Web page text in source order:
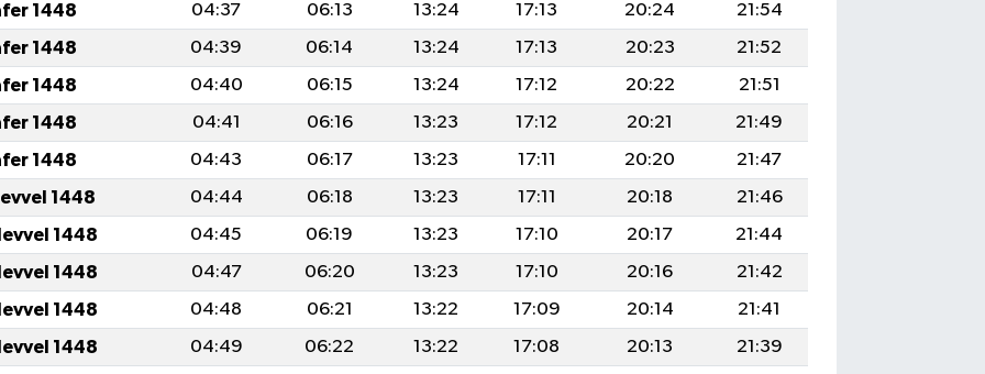
1448 04:37 06:13 13:24 17:13 20:24
21:54
1448 04:39 06:14 13:24 17:13 20:23
21:52
1448 04:40 06:15 13:24 17:12 20:22
21:51
1448 04:41 06:16 13:23 17:12 20:21
21:49
1448 04:43 06:17 13:23 17:11 20:20
21:47
1448 04:44 06:18 13:23 17:11 20:18
21:46
1448 04:45 06:19 13:23 17:10 20:17
21:44
1448 04:47 06:20 13:23 17:10 20:16
21:42
1448 04:48 06:21 13:22 17:09 20:14
21:41
1448 04:49 06:22 13:22 17:08 20:13
21:39